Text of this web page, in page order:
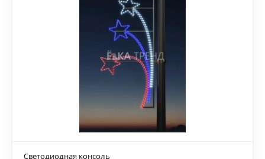
Светодиодная консоль